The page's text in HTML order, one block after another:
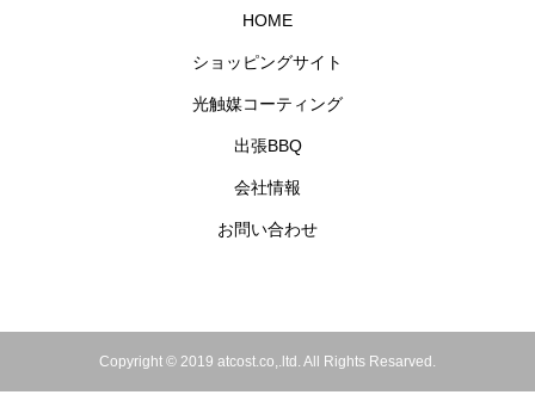
HOME
ショッピングサイト
光触媒コーティング
出張BBQ
会社情報
お問い合わせ
Copyright © 2019 atcost.co,.ltd. All Rights Resarved.